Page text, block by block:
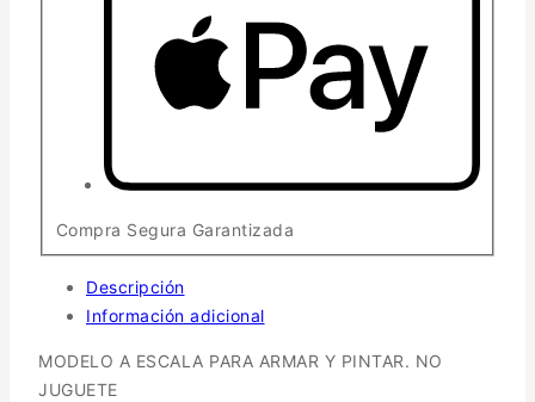
Compra Segura Garantizada
Descripción
Información adicional
MODELO A ESCALA PARA ARMAR Y PINTAR. NO
JUGUETE